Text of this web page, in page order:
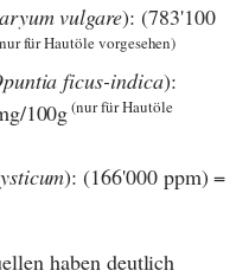
vulgare): (783'100
für Hautöle vorgesehen)
ficus-indica):
100g(nur für Hautöle
): (166'000 ppm) =
haben deutlich